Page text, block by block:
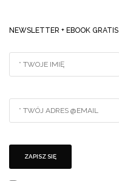
NEWSLETTER + EBOOK GRATIS